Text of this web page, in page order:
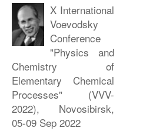
X International
Voevodsky
Conference
"Physics and
Chemistry of
Elementary Chemical
Processes" (VVV-
2022), Novosibirsk,
05-09 Sep 2022